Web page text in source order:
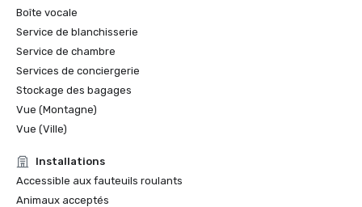
Boîte vocale
Service de blanchisserie
Service de chambre
Services de conciergerie
Stockage des bagages
Vue (Montagne)
Vue (Ville)
Installations
Accessible aux fauteuils roulants
Animaux acceptés